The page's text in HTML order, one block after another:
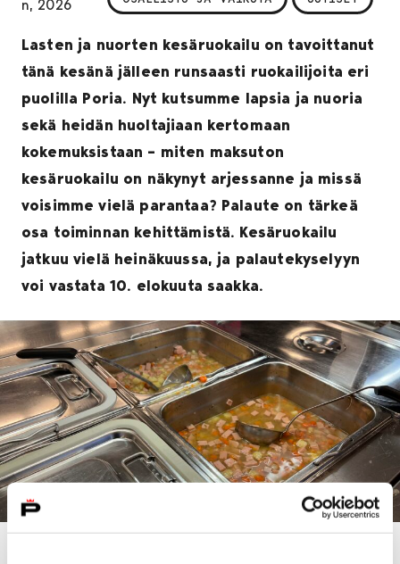
n, 2026
Lasten ja nuorten kesäruokailu on tavoittanut
tänä kesänä jälleen runsaasti ruokailijoita eri
puolilla Poria. Nyt kutsumme lapsia ja nuoria
sekä heidän huoltajiaan kertomaan
kokemuksistaan – miten maksuton
kesäruokailu on näkynyt arjessanne ja missä
voisimme vielä parantaa? Palaute on tärkeä
osa toiminnan kehittämistä. Kesäruokailu
jatkuu vielä heinäkuussa, ja palautekyselyyn
voi vastata 10. elokuuta saakka.